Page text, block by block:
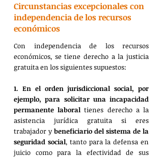
Circunstancias excepcionales con
independencia de los recursos
económicos
Con independencia de los recursos
económicos, se tiene derecho a la justicia
gratuita en los siguientes supuestos:
1. En el orden jurisdiccional social, por
ejemplo, para solicitar una incapacidad
permanente laboral tienes derecho a la
asistencia jurídica gratuita si eres
trabajador y beneficiario del sistema de la
seguridad social, tanto para la defensa en
juicio como para la efectividad de sus